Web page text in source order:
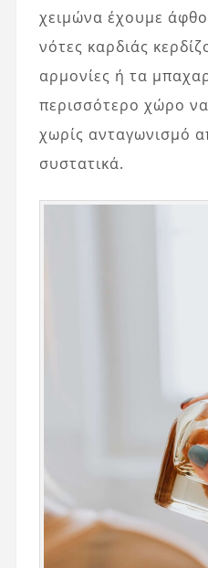
χειμώνα έχουμε
νότες καρδιάς
αρμονίες ή τα
περισσότερο χώρο
χωρίς ανταγωνισμό
συστατικά.